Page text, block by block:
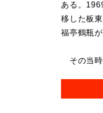
ある。
移した板
福亭鶴瓶
その当時